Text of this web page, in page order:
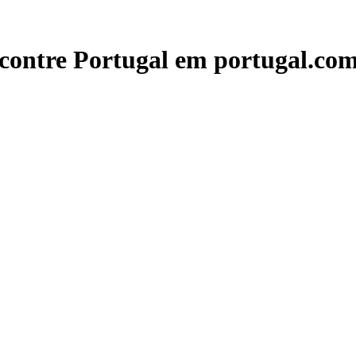
Portugal em